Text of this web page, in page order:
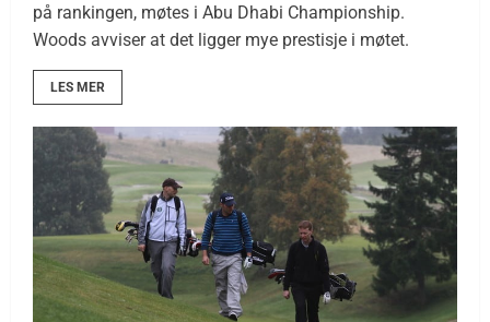
på rankingen, møtes i Abu Dhabi Championship.
Woods avviser at det ligger mye prestisje i møtet.
LES MER